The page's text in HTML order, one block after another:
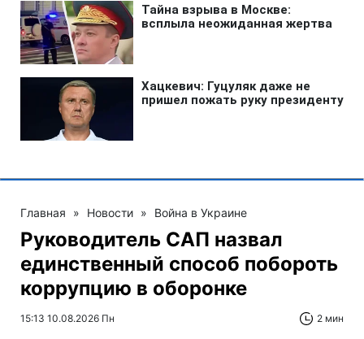
Главная » Новости » Война в Украине
Руководитель САП назвал
единственный способ побороть
коррупцию в оборонке
15:13 10.08.2026 Пн 2 мин